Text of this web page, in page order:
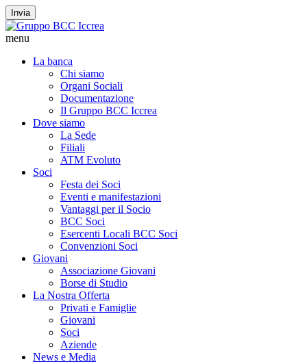
Invia
menu
La banca
Chi siamo
Organi Sociali
Documentazione
Il Gruppo BCC Iccrea
Dove siamo
La Sede
Filiali
ATM Evoluto
Soci
Festa dei Soci
Eventi e manifestazioni
Vantaggi per il Socio
BCC Soci
Esercenti Locali BCC Soci
Convenzioni Soci
Giovani
Associazione Giovani
Borse di Studio
La Nostra Offerta
Privati e Famiglie
Giovani
Soci
Aziende
News e Media